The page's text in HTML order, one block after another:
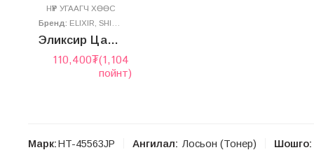
НҮҮР УГААГЧ ХӨӨС
Бренд: ELIXIR SHISEIDO
Эликсир Цайруулах нүүр цэвэрлэгч хөөс
110,400₮(1,104
пойнт)
Марк:HT-45563JP Ангилал: Лосьон (Тонер) Шошго: